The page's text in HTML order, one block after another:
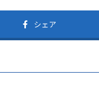
シェア